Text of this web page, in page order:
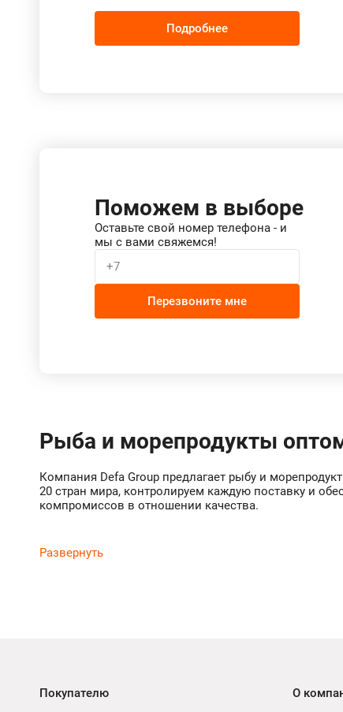
Подробнее
Поможем в выборе
Оставьте свой номер телефона - и
мы с вами свяжемся!
Перезвоните мне
Рыба и морепродукты
Компания Defa Group предлагает рыбу и
20 стран мира, контролируем каждую поставку и
компромиссов в отношении качества.
Покупателю О